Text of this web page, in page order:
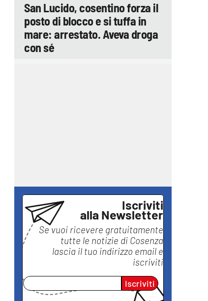
San Lucido, cosentino forza il
posto di blocco e si tuffa in
mare: arrestato. Aveva droga
con sé
Iscriviti
alla Newsletter
Se vuoi ricevere gratuitamente
tutte le notizie di Cosenza
lascia il tuo indirizzo email e
iscriviti
Iscriviti